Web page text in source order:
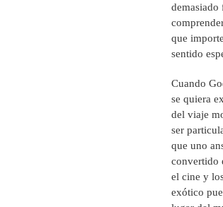
demasiado
que
sentido
Cuando
se quiera
del viaje
ser
que uno
convertido
el cine y
exótico